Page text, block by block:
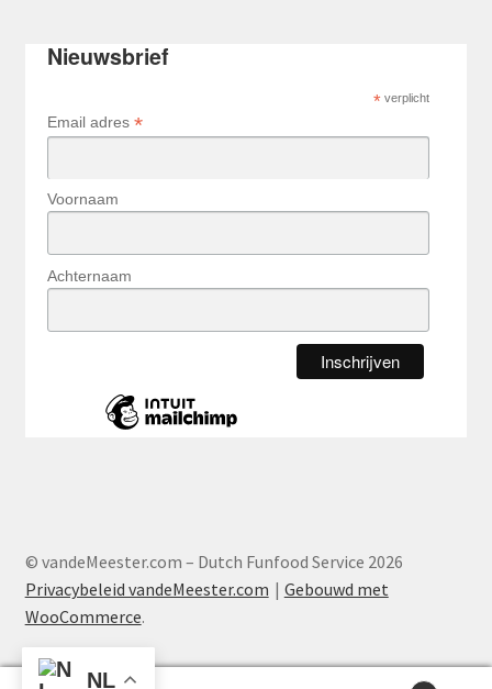
Nieuwsbrief
*verplicht
Email adres *
Voornaam
Achternaam
© vandeMeester.com – Dutch Funfood Service 2026
Privacybeleid vandeMeester.com
Gebouwd met
WooCommerce.
NL